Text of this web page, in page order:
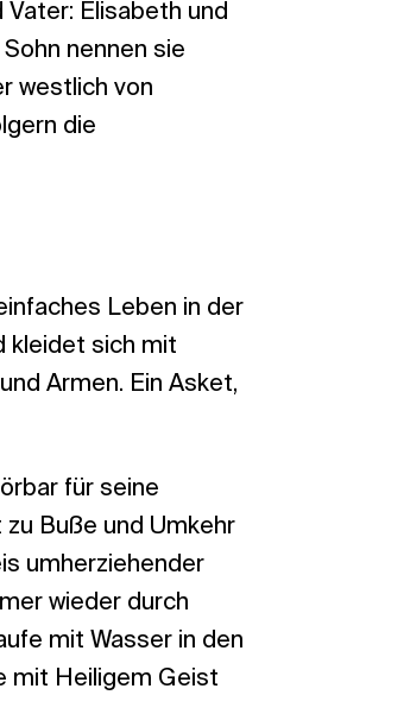
Elisabeth und
nennen sie
westlich von
die
Leben in der
kleidet sich mit
Armen. Ein Asket,
für seine
Buße und Umkehr
umherziehender
wieder durch
mit Wasser in den
mit Heiligem Geist